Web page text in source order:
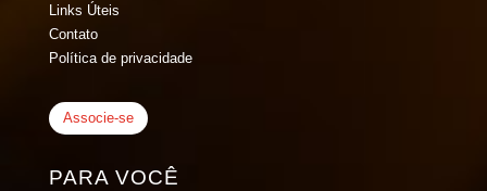
Links Úteis
Contato
Política de privacidade
Associe-se
PARA VOCÊ